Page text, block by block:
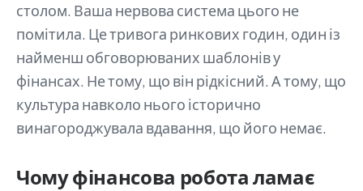
столом. Ваша нервова система цього не
помітила. Це тривога ринкових годин, один із
найменш обговорюваних шаблонів у
фінансах. Не тому, що він рідкісний. А тому, що
культура навколо нього історично
винагороджувала вдавання, що його немає.
Чому фінансова робота ламає